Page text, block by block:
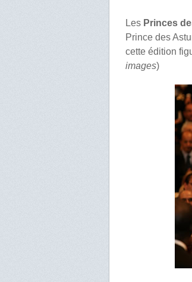
Les Princes
Prince des
cette édition
images)